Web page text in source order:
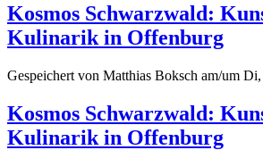
Kosmos Schwarzwald:
Kulinarik in Offenburg
Gespeichert von Matthias Boksch am/um
Kosmos Schwarzwald:
Kulinarik in Offenburg